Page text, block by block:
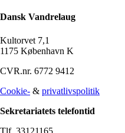
Dansk Vandrelaug
Kultorvet 7,1
1175 København K
CVR.nr. 6772 9412
Cookie- & privatlivspolitik
Sekretariatets telefontid
Tlf. 33121165